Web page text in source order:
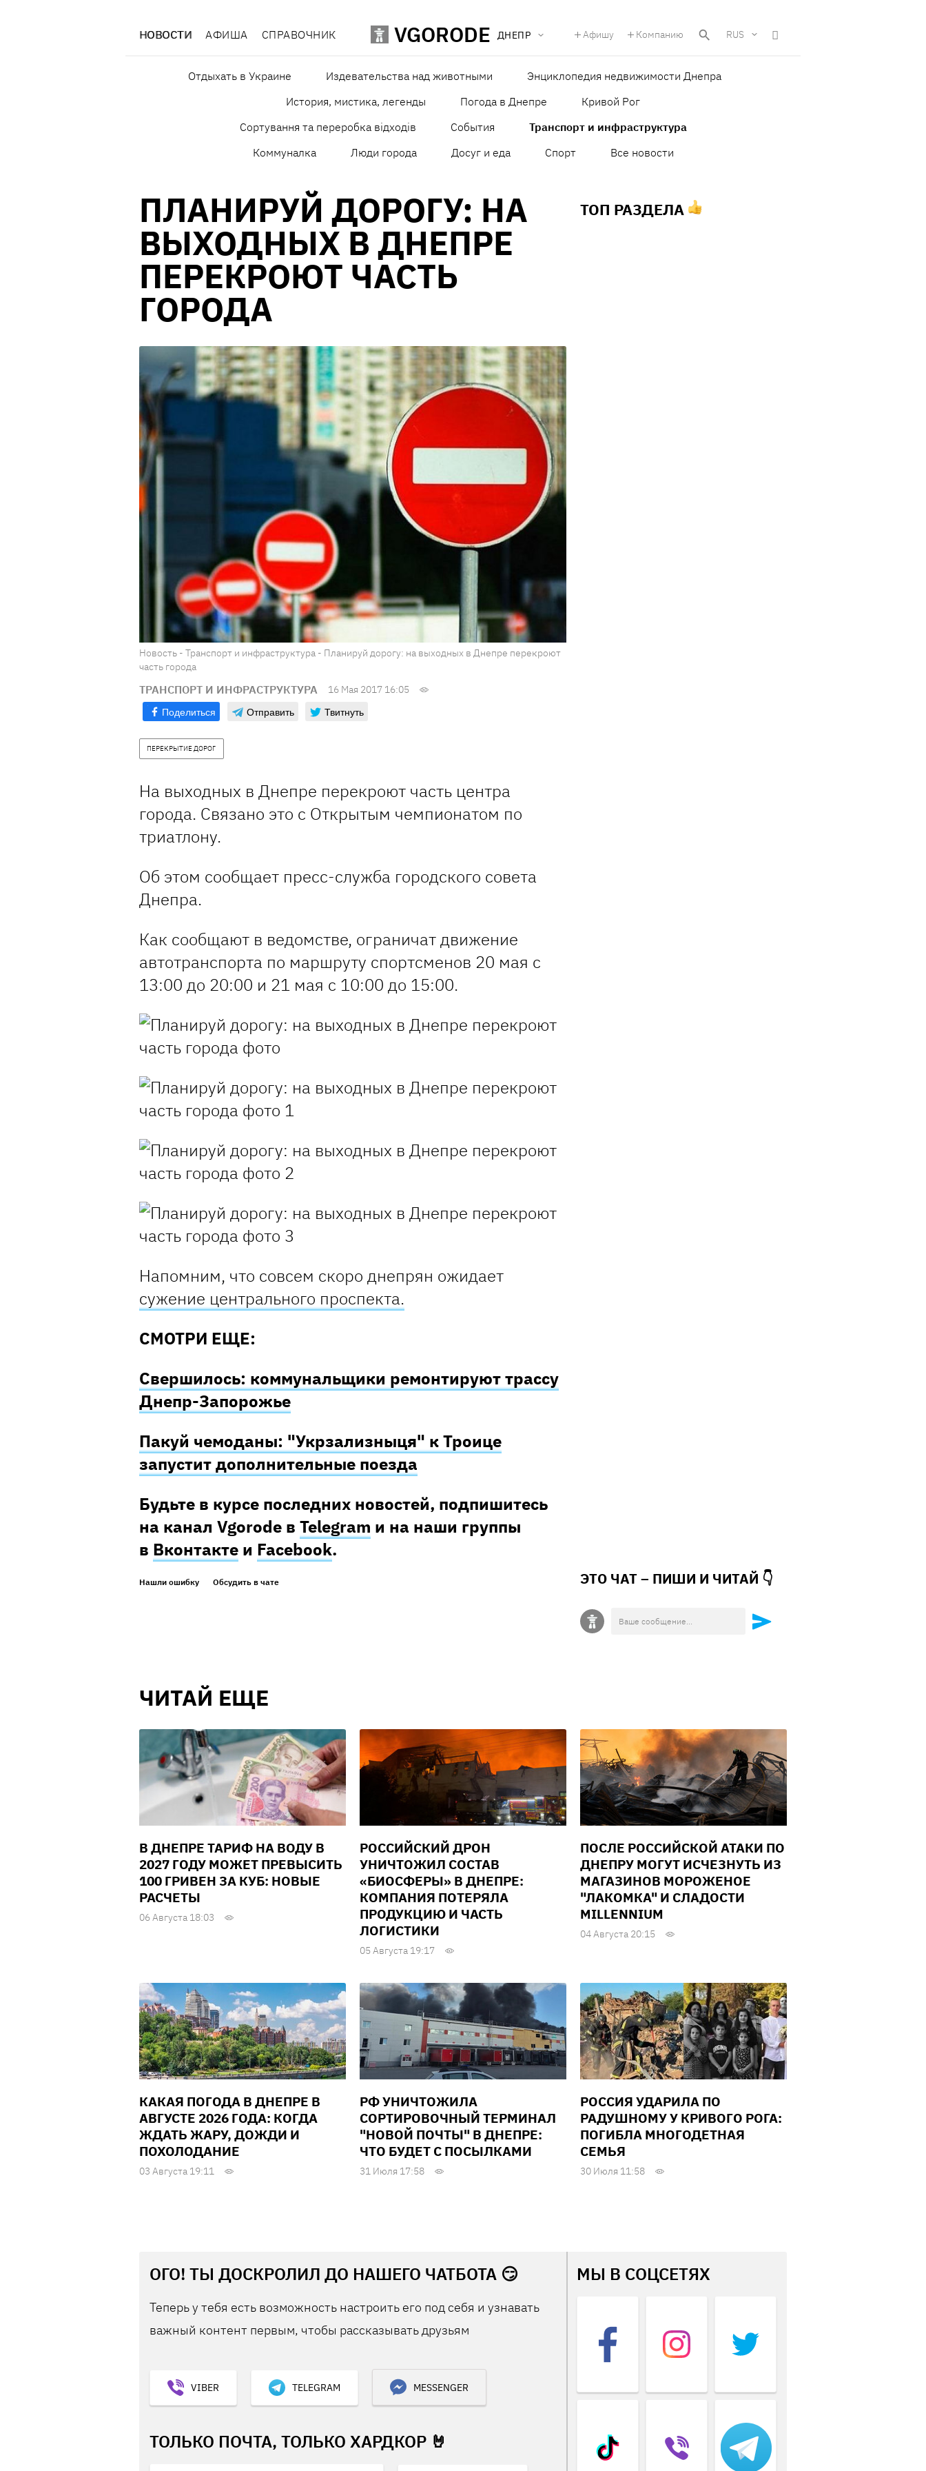
НОВОСТИ АФИША СПРАВОЧНИК VGORODE ДНЕПР Афишу Компанию RUS
Отдыхать в Украине Издевательства над животными
Энциклопедия недвижимости Днепра
История, мистика, легенды
Погода в Днепре
Кривой Рог
Сортування та переробка відходів
События
Транспорт и инфраструктура
Коммуналка
Люди города Досуг и еда Спорт Все новости
ПЛАНИРУЙ ДОРОГУ: НА
ВЫХОДНЫХ В ДНЕПРЕ
ПЕРЕКРОЮТ ЧАСТЬ
ГОРОДА
Новость - Транспорт и инфраструктура - Планируй дорогу: на выходных в Днепре перекроют
часть города
ТРАНСПОРТ И ИНФРАСТРУКТУРА 16 Мая 2017 16:05
Поделиться Отправить Твитнуть
ПЕРЕКРЫТИЕ ДОРОГ
На выходных в Днепре перекроют часть центра
города. Связано это с Открытым чемпионатом по
триатлону.
Об этом сообщает пресс-служба городского совета
Днепра.
Как сообщают в ведомстве, ограничат движение
автотранспорта по маршруту спортсменов 20 мая с
13:00 до 20:00 и 21 мая с 10:00 до 15:00.
Напомним, что совсем скоро днепрян ожидает
сужение центрального проспекта.
СМОТРИ ЕЩЕ:
Свершилось: коммунальщики ремонтируют трассу
Днепр-Запорожье
Пакуй чемоданы: "Укрзализныця" к Троице
запустит дополнительные поезда
Будьте в курсе последних новостей, подпишитесь
на канал Vgorode в Telegram и на наши группы
в Вконтакте и Facebook.
Нашли ошибку Обсудить в чате
ТОП РАЗДЕЛА
ЭТО ЧАТ – ПИШИ И ЧИТАЙ 👇
ЧИТАЙ ЕЩЕ
В ДНЕПРЕ ТАРИФ НА ВОДУ В
2027 ГОДУ МОЖЕТ ПРЕВЫСИТЬ
100 ГРИВЕН ЗА КУБ: НОВЫЕ
РАСЧЕТЫ
06 Августа 18:03
РОССИЙСКИЙ ДРОН
УНИЧТОЖИЛ СОСТАВ
«БИОСФЕРЫ» В ДНЕПРЕ:
КОМПАНИЯ ПОТЕРЯЛА
ПРОДУКЦИЮ И ЧАСТЬ
ЛОГИСТИКИ
05 Августа 19:17
ПОСЛЕ РОССИЙСКОЙ АТАКИ ПО
ДНЕПРУ МОГУТ ИСЧЕЗНУТЬ ИЗ
МАГАЗИНОВ МОРОЖЕНОЕ
"ЛАКОМКА" И СЛАДОСТИ
MILLENNIUM
04 Августа 20:15
КАКАЯ ПОГОДА В ДНЕПРЕ В
АВГУСТЕ 2026 ГОДА: КОГДА
ЖДАТЬ ЖАРУ, ДОЖДИ И
ПОХОЛОДАНИЕ
03 Августа 19:11
РФ УНИЧТОЖИЛА
СОРТИРОВОЧНЫЙ ТЕРМИНАЛ
"НОВОЙ ПОЧТЫ" В ДНЕПРЕ:
ЧТО БУДЕТ С ПОСЫЛКАМИ
31 Июля 17:58
РОССИЯ УДАРИЛА ПО
РАДУШНОМУ У КРИВОГО РОГА:
ПОГИБЛА МНОГОДЕТНАЯ
СЕМЬЯ
30 Июля 11:58
ОГО! ТЫ ДОСКРОЛИЛ ДО НАШЕГО ЧАТБОТА 😏
Теперь у тебя есть возможность настроить его под себя и узнавать
важный контент первым, чтобы рассказывать друзьям
VIBER TELEGRAM MESSENGER
ТОЛЬКО ПОЧТА, ТОЛЬКО ХАРДКОР 🤘
МЫ В СОЦСЕТЯХ